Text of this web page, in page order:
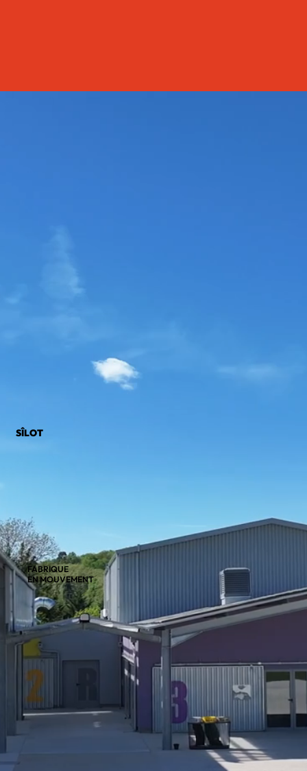
SÎLOT
FABRIQUE
EN MOUVEMENT